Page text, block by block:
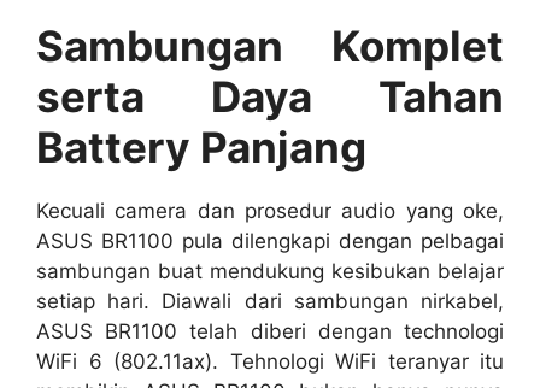
Sambungan Komplet
serta Daya Tahan
Battery Panjang
Kecuali camera dan prosedur audio yang oke,
ASUS BR1100 pula dilengkapi dengan pelbagai
sambungan buat mendukung kesibukan belajar
setiap hari. Diawali dari sambungan nirkabel,
ASUS BR1100 telah diberi dengan technologi
WiFi 6 (802.11ax). Tehnologi WiFi teranyar itu